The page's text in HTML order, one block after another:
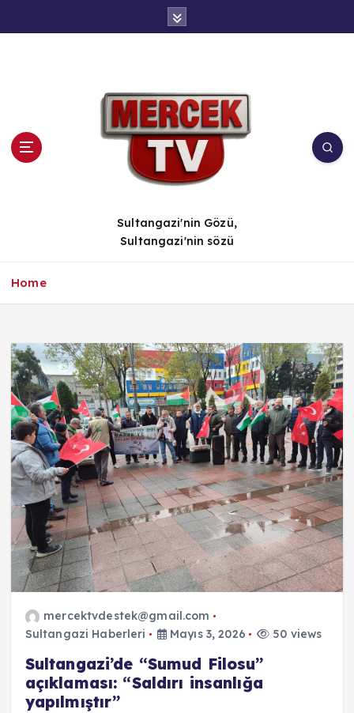
Sultangazi'nin Gözü,
Sultangazi'nin sözü
Home
mercektvdestek@gmail.com
Sultangazi Haberleri
Mayıs 3, 2026 50 views
Sultangazi’de “Sumud Filosu”
açıklaması: “Saldırı insanlığa
yapılmıştır”